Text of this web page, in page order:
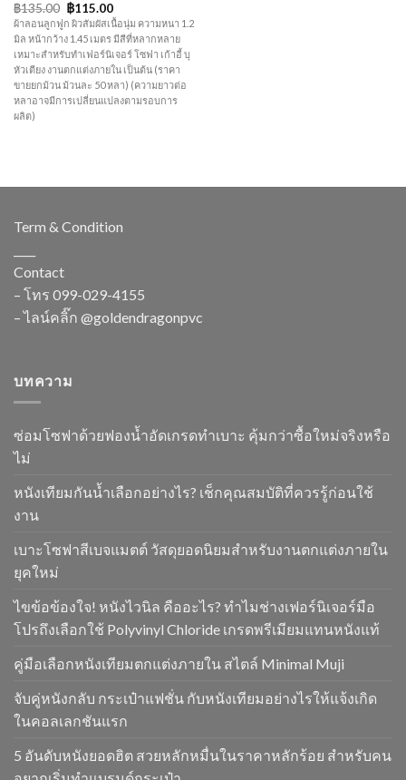
฿135.00 ฿115.00
ผ้าลอนลูกฟูก ผิวสัมผัสเนื้อนุ่ม ความหนา 1.2
มิล หน้ากว้าง 1.45 เมตร มีสีที่หลากหลาย
เหมาะสำหรับทำเฟอร์นิเจอร์ โซฟา เก้าอี้ บุ
หัวเตียง งานตกแต่งภายใน เป็นต้น (ราคา
ขายยกม้วน ม้วนละ 50 หลา) (ความยาวต่อ
หลาอาจมีการเปลี่ยนแปลงตามรอบการ
ผลิต)
Term & Condition
Contact
– โทร 099-029-4155
– ไลน์คลิ๊ก @goldendragonpvc
บทความ
ซ่อมโซฟาด้วยฟองน้ำอัดเกรดทำเบาะ คุ้มกว่าซื้อใหม่จริงหรือ
ไม่
หนังเทียมกันน้ำเลือกอย่างไร? เช็กคุณสมบัติที่ควรรู้ก่อนใช้
งาน
เบาะโซฟาสีเบจแมตต์ วัสดุยอดนิยมสำหรับงานตกแต่งภายใน
ยุคใหม่
ไขข้อข้องใจ! หนังไวนิล คืออะไร? ทำไมช่างเฟอร์นิเจอร์มือ
โปรถึงเลือกใช้ Polyvinyl Chloride เกรดพรีเมียมแทนหนังแท้
คู่มือเลือกหนังเทียมตกแต่งภายใน สไตล์ Minimal Muji
จับคู่หนังกลับ กระเป๋าแฟชั่น กับหนังเทียมอย่างไรให้แจ้งเกิด
ในคอลเลกชันแรก
5 อันดับหนังยอดฮิต สวยหลักหมื่นในราคาหลักร้อย สำหรับคน